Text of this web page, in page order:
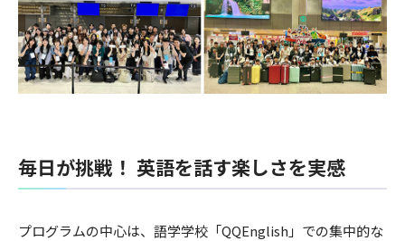
毎日が挑戦！ 英語を話す楽しさを実感
プログラムの中心は、語学学校「QQEnglish」での集中的な